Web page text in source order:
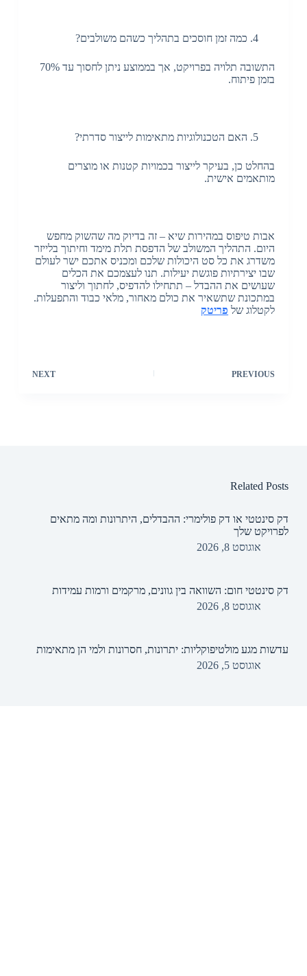
כמה זמן חוסכים בתהליך כשהם משולבים?
התשובה תלויה בפרויקט, אך בממוצע ניתן לחסוך עד 70%
בזמן פיתוח.
האם הטכנולוגיות מתאימות לייצור סדרתי?
בהחלט כן, בעיקר לייצור בכמויות קטנות או מוצרים
מותאמים אישית.
אבות טיפוס במהירות שיא – זה בדיוק מה שהשוק מחפש
היום. התהליך המשולב של הדפסת תלת מימד וחיתוך בלייזר
משדרג את כל סט היכולות שלכם ומכניס אתכם ישר לעולם
שבו יצירתיות פוגשת יעילות. תנו לעצמכם את הכלים
שעושים את ההבדל – תתחילו להדפיס, לחתוך וליצור
במתכונת שתשאיר את כולם מאחור, מלאי כבוד והתפעלות.
לקטלוג של פריטק
PREVIOUS
NEXT
Related Posts
דק סינטטי או דק פולימרי: ההבדלים, היתרונות ומה מתאים
לפרויקט שלך
אוגוסט 8, 2026
דק סינטטי חום: השוואה בין גוונים, מרקמים ורמות עמידות
אוגוסט 8, 2026
עדשות מגע מולטיפוקליות: יתרונות, חסרונות ולמי הן מתאימות
אוגוסט 5, 2026